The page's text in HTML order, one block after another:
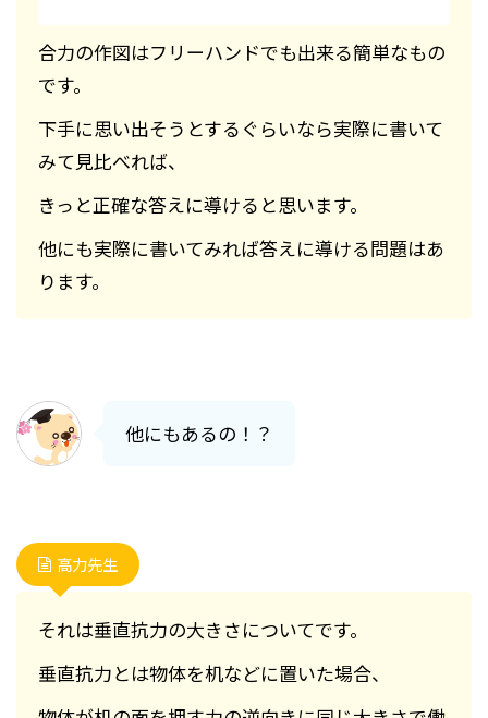
合力の作図はフリーハンドでも出来る簡単なもの
です。
下手に思い出そうとするぐらいなら実際に書いて
みて見比べれば、
きっと正確な答えに導けると思います。
他にも実際に書いてみれば答えに導ける問題はあ
ります。
他にもあるの！？
高力先生
それは垂直抗力の大きさについてです。
垂直抗力とは物体を机などに置いた場合、